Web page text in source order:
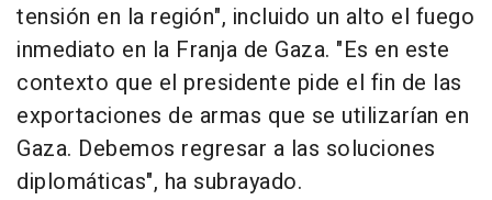
tensión en la región", incluido un alto el fuego
inmediato en la Franja de Gaza. "Es en este
contexto que el presidente pide el fin de las
exportaciones de armas que se utilizarían en
Gaza. Debemos regresar a las soluciones
diplomáticas", ha subrayado.